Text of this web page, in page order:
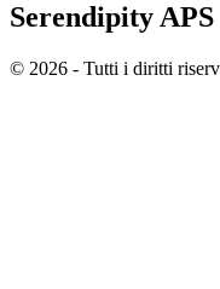
Serendipity APS
© 2026 - Tutti i diritti